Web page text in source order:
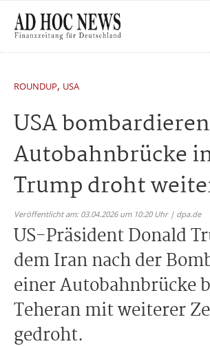
ROUNDUP, USA
USA bombardieren
Autobahnbrücke
Trump droht
Veröffentlicht am: 03.04.2026 um 10:20 Uhr | dpa.de
US-Präsident Donald
dem Iran nach der
einer Autobahnbrücke
Teheran mit weiterer
gedroht.